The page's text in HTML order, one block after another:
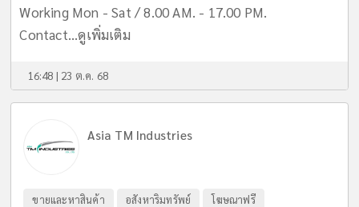
Working Mon - Sat / 8.00 AM. - 17.00 PM.
Contact...ดูเพิ่มเติม
16:48 | 23 ต.ค. 68
Asia TM Industries
ขายและหาสินค้า อสังหาริมทรัพย์ โฆษณาฟรี